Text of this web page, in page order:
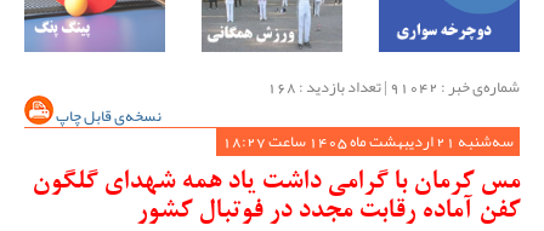
شماره‌ی خبر : ‌91042 | تعداد بازدید : 168
نسخه‌ی قابل چاپ
سه‌شنبه 21 اردیبهشت ماه 1405 ساعت 18:27
مس کرمان با گرامی داشت یاد همه شهدای گلگون
کفن آماده رقابت مجدد در فوتبال کشور